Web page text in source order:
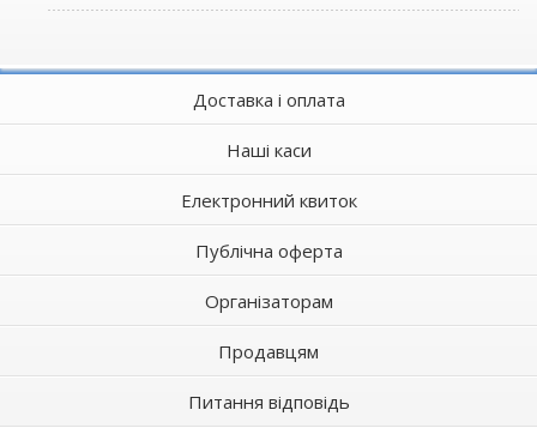
Доставка і оплата
Наші каси
Електронний квиток
Публічна оферта
Організаторам
Продавцям
Питання відповідь